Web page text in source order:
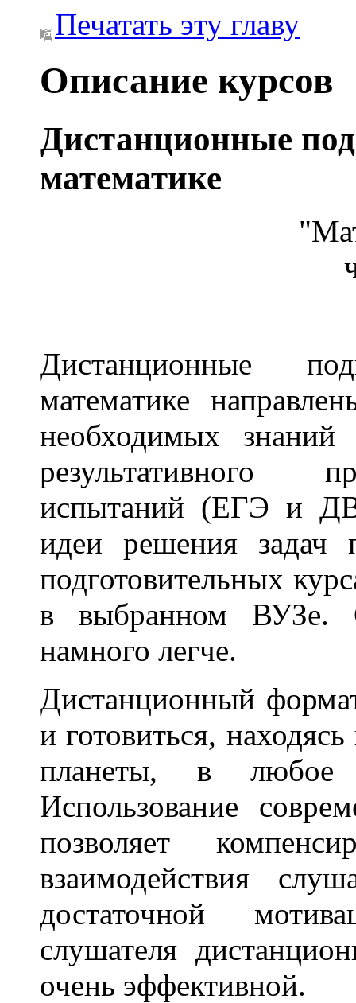
Печатать эту главу
Описание курсов
Дистанционные
математике
Дистанционные
математике
необходимых
результативного
испытаний (ЕГЭ и
идеи решения задач
подготовительных
в выбранном ВУЗе.
намного легче.
Дистанционный
и готовиться,
планеты, в
Использование
позволяет
взаимодействия
достаточной
слушателя
очень эффективной.